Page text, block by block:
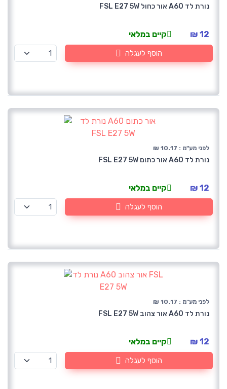
נורת לד A60 אור כחול FSL E27 5W
12 ₪ קיים במלאי
הוסף לעגלה
לפני מע"מ : 10.17 ₪
נורת לד A60 אור כתום FSL E27 5W
12 ₪ קיים במלאי
הוסף לעגלה
לפני מע"מ : 10.17 ₪
נורת לד A60 אור צהוב FSL E27 5W
12 ₪ קיים במלאי
הוסף לעגלה